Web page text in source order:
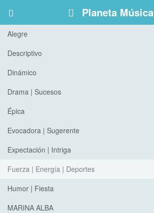
Planeta Música
Alegre
Descriptivo
Dinámico
Drama | Sucesos
Épica
Evocadora | Sugerente
Expectación | Intriga
Fuerza | Energía | Deportes
Humor | Fiesta
MARINA ALBA